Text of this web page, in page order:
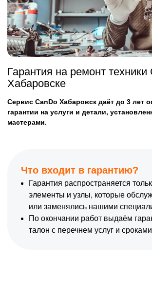
Гарантия на ремонт техники
Хабаровске
Сервис CanDo Хабаровск даёт до 3 лет
гарантии на услуги и детали,
мастерами.
Что входит в гарантию?
Гарантия распространяется
элементы и узлы, которые
или заменялись нашими
По окончании работ выдаём
талон с перечнем услуг и